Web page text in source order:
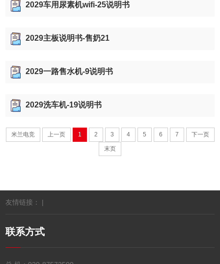
2029车用尿素机wifi-25说明书
2029主板说明书-售奶21
2029一路售水机-9说明书
2029洗车机-19说明书
米兰电竞 上一页 1 2 3 4 5 6 7 下一页
末页
友情链接： |
联系方式